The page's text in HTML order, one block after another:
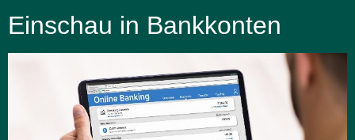
Einschau in Bankkonten